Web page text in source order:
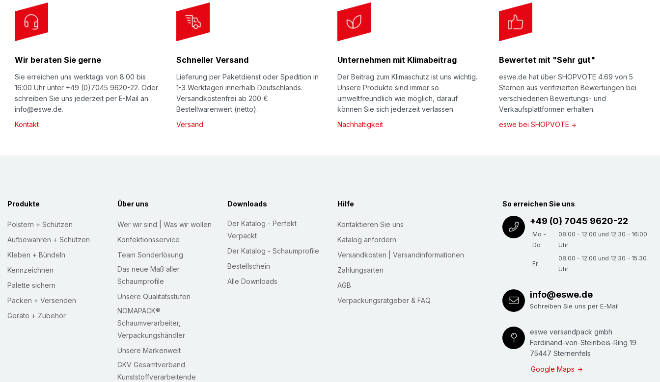
e
w
s
Wir beraten Sie gerne
Sie erreichen uns werktags von 8:00 bis
16:00 Uhr unter +49 (0)7045 9620-22. Oder
schreiben Sie uns jederzeit per E-Mail an
info@eswe.de.
Kontakt
Schneller Versand
Lieferung per Paketdienst oder Spedition in
1-3 Werktagen innerhalb Deutschlands.
Versandkostenfrei ab 200 €
Bestellwarenwert (netto).
Versand
Unternehmen mit Klimabeitrag
Der Beitrag zum Klimaschutz ist uns wichtig.
Unsere Produkte sind immer so
umweltfreundlich wie möglich, darauf
können Sie sich jederzeit verlassen.
Nachhaltigkeit
Bewertet mit "Sehr gut"
eswe.de hat über SHOPVOTE 4.69 von 5
Sternen aus verifizierten Bewertungen bei
verschiedenen Bewertungs- und
Verkaufsplattformen erhalten.
eswe bei SHOPVOTE
Produkte
Polstern + Schützen
Aufbewahren + Schützen
Kleben + Bündeln
Kennzeichnen
Palette sichern
Packen + Versenden
Geräte + Zubehör
Über uns
Wer wir sind | Was wir wollen
Konfektionsservice
Team Sonderlösung
Das neue Maß aller
Schaumprofile
Unsere Qualitätsstufen
NOMAPACK®
Schaumverarbeiter,
Verpackungshändler
Unsere Markenwelt
GKV Gesamtverband
Kunststoffverarbeitende
Downloads
Der Katalog - Perfekt
Verpackt
Der Katalog - Schaumprofile
Bestellschein
Alle Downloads
Hilfe
Kontaktieren Sie uns
Katalog anfordern
Versandkosten | Versandinformationen
Zahlungsarten
AGB
Verpackungsratgeber & FAQ
So erreichen Sie uns
+49 (0) 7045 9620-22
Mo -
Do
08:00 - 12:00 und 12:30 - 16:00
Uhr
Fr
08:00 - 12:00 und 12:30 - 15:30
Uhr
info@eswe.de
Schreiben Sie uns per E-Mail
eswe versandpack gmbh
Ferdinand-von-Steinbeis-Ring 19
75447 Sternenfels
Google Maps